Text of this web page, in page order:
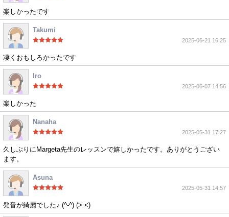
楽しかったです
Takumi
2025-06-21 16:25
凄くおもしろかったです
Iro
2025-06-07 14:56
楽しかった
Nanaha
2025-05-31 17:27
久しぶりにMargeta先生のレッスンで嬉しかったです。ありがとうござい
ます。
Asuna
2025-05-31 14:57
発音が綺麗でした♪ (^-^) (>.<)